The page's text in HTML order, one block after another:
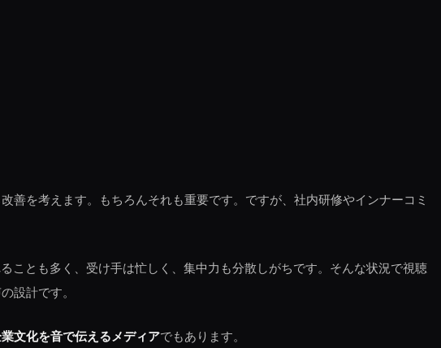
を考えます。もちろんそれも重要です。ですが、社内研修やインナーコミ
ことも多く、受け手は忙しく、集中力も分散しがちです。そんな状況で視聴
設計です。
文化を音で伝えるメディアでもあります。